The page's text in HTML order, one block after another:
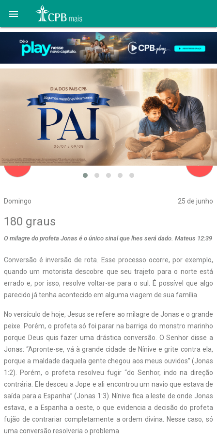

Domingo 25 de junho
navigate_before
180 graus
O milagre do profeta Jonas é o único sinal que lhes será dado. Mateus 12:39
Conversão é inversão de rota. Esse processo ocorre, por exemplo,
quando um motorista descobre que seu trajeto para o norte está
errado e, por isso, resolve voltar-se para o sul. É possível que algo
parecido já tenha acontecido em alguma viagem de sua família.
No versículo de hoje, Jesus se refere ao milagre de Jonas e o grande
peixe. Porém, o profeta só foi parar na barriga do monstro marinho
porque Deus quis fazer uma drástica conversão. O Senhor disse a
Jonas: “Apronte-se, vá à grande cidade de Nínive e grite contra ela,
porque a maldade daquela gente chegou aos meus ouvidos” (Jonas
1:2). Porém, o profeta resolveu fugir “do Senhor, indo na direção
contrária. Ele desceu a Jope e ali encontrou um navio que estava de
saída para a Espanha” (Jonas 1:3). Nínive fica a leste de onde Jonas
estava, e a Espanha a oeste, o que evidencia a decisão do profeta
fujão de contrariar completamente a ordem divina. Nesse caso, só
uma conversão resolveria o problema.
navigate_next